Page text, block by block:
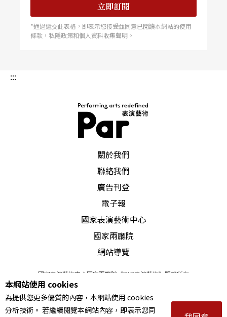
立即訂閱
*通過遞交此表格，即表示您接受並同意已閱讀本網站的使用
條款，私隱政策和個人資料收集聲明。
:::
關於我們
聯絡我們
廣告刊登
電子報
國家表演藝術中心
國家兩廳院
網站導覽
國家表演藝術中心國家兩廳院《PAR表演藝術》版權所有
© 2022Performing arts redefined. All Rights Reserved
統一編號 Tax Id number 00973926
本站所提供相關演出資訊，如有異動應以主辦單位公告為準。
本網站使用 cookies
為提供您更多優質的內容，本網站使用 cookies
分析技術。 若繼續閱覽本網站內容，即表示您同